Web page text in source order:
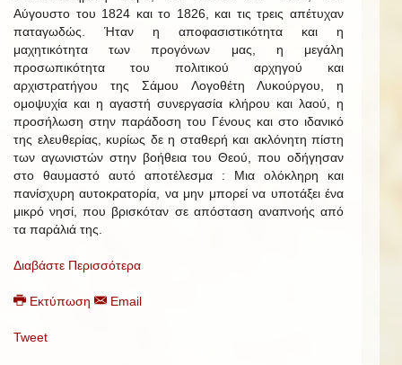
Αύγουστο του 1824 και το 1826, και τις τρεις απέτυχαν
παταγωδώς. Ήταν η αποφασιστικότητα και η
μαχητικότητα των προγόνων μας, η μεγάλη
προσωπικότητα του πολιτικού αρχηγού και
αρχιστρατήγου της Σάμου Λογοθέτη Λυκούργου, η
ομοψυχία και η αγαστή συνεργασία κλήρου και λαού, η
προσήλωση στην παράδοση του Γένους και στο ιδανικό
της ελευθερίας, κυρίως δε η σταθερή και ακλόνητη πίστη
των αγωνιστών στην βοήθεια του Θεού, που οδήγησαν
στο θαυμαστό αυτό αποτέλεσμα : Μια ολόκληρη και
πανίσχυρη αυτοκρατορία, να μην μπορεί να υποτάξει ένα
μικρό νησί, που βρισκόταν σε απόσταση αναπνοής από
τα παράλιά της.
Διαβάστε Περισσότερα
Εκτύπωση Email
Tweet